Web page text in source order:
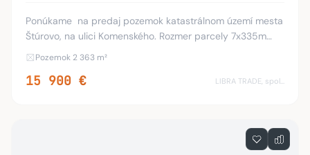
Ponúkame na predaj pozemok katastrálnom území mesta
Štúrovo, na ulici Komenského. Rozmer parcely 7x335m
označená je ako orná pôda, nachádza sa pri križovatke
Pozemok 2 363 m²
15 900 €